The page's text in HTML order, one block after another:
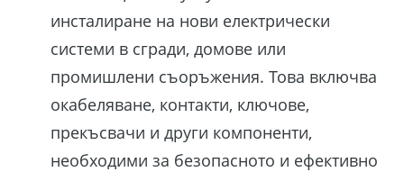
инсталиране на нови електрически
системи в сгради, домове или
промишлени съоръжения. Това включва
окабеляване, контакти, ключове,
прекъсвачи и други компоненти,
необходими за безопасното и ефективно